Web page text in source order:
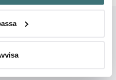
att aktivt skanna den för
personliga uppgifter
ditt samtycke när som